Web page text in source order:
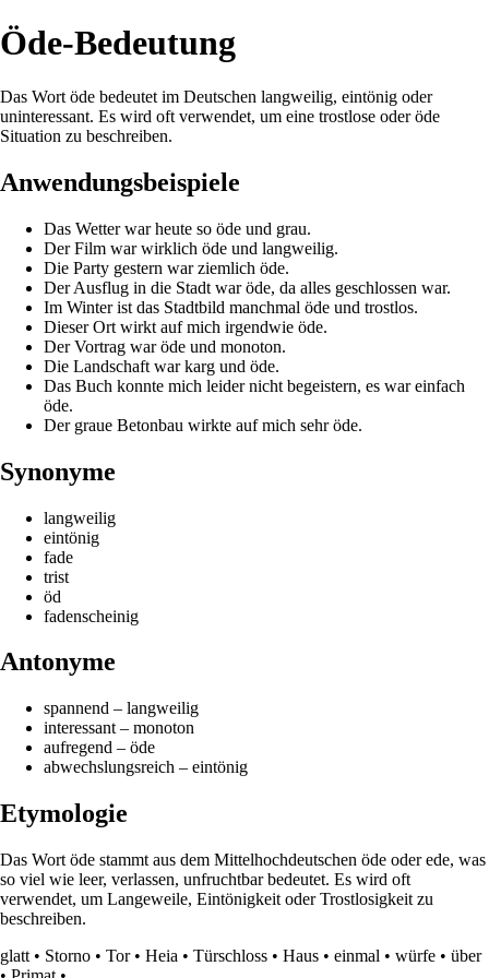
Öde-Bedeutung
Das Wort öde bedeutet im Deutschen langweilig, eintönig oder
uninteressant. Es wird oft verwendet, um eine trostlose oder öde
Situation zu beschreiben.
Anwendungsbeispiele
Das Wetter war heute so öde und grau.
Der Film war wirklich öde und langweilig.
Die Party gestern war ziemlich öde.
Der Ausflug in die Stadt war öde, da alles geschlossen war.
Im Winter ist das Stadtbild manchmal öde und trostlos.
Dieser Ort wirkt auf mich irgendwie öde.
Der Vortrag war öde und monoton.
Die Landschaft war karg und öde.
Das Buch konnte mich leider nicht begeistern, es war einfach
öde.
Der graue Betonbau wirkte auf mich sehr öde.
Synonyme
langweilig
eintönig
fade
trist
öd
fadenscheinig
Antonyme
spannend – langweilig
interessant – monoton
aufregend – öde
abwechslungsreich – eintönig
Etymologie
Das Wort öde stammt aus dem Mittelhochdeutschen öde oder ede, was
so viel wie leer, verlassen, unfruchtbar bedeutet. Es wird oft
verwendet, um Langeweile, Eintönigkeit oder Trostlosigkeit zu
beschreiben.
glatt • Storno • Tor• Heia • Türschloss • Haus • einmal • würfe • über